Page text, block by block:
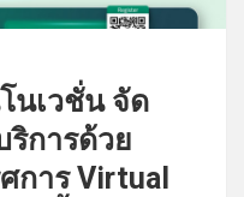
นเวชั่น จัด
การด้วย
การ Virtual